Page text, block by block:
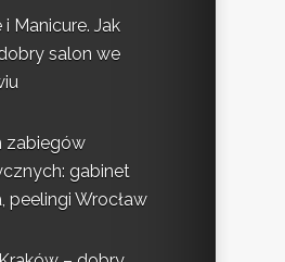
i Manicure. Jak
salon we
zabiegów
gabinet
peelingi Wrocław